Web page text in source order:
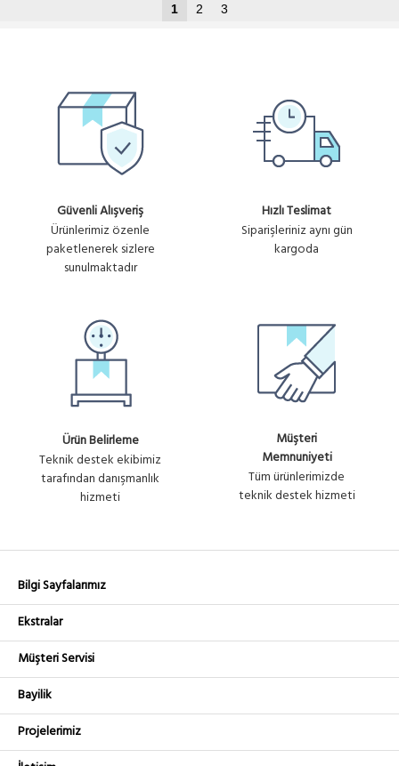
1 2 3
Güvenli Alışveriş
Ürünlerimiz özenle
paketlenerek sizlere
sunulmaktadır
Hızlı Teslimat
Siparişleriniz aynı gün
kargoda
Ürün Belirleme
Teknik destek ekibimiz
tarafından danışmanlık
hizmeti
Müşteri
Memnuniyeti
Tüm ürünlerimizde
teknik destek hizmeti
Bilgi Sayfalarımız
Ekstralar
Müşteri Servisi
Bayilik
Projelerimiz